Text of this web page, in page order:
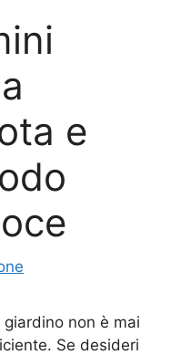
e
non è mai
Se desideri